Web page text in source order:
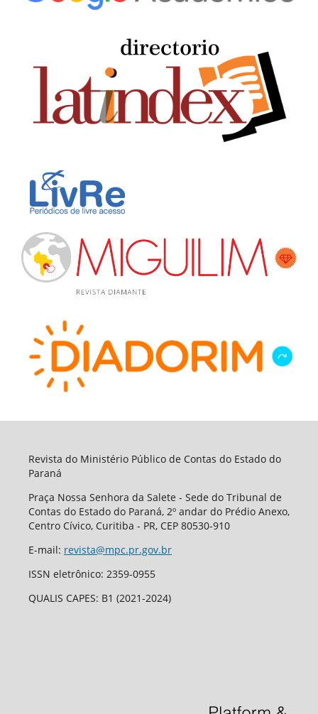
Revista do Ministério Público de Contas do Estado do
Paraná
Praça Nossa Senhora da Salete - Sede do Tribunal de
Contas do Estado do Paraná, 2º andar do Prédio Anexo,
Centro Cívico, Curitiba - PR, CEP 80530-910
E-mail: revista@mpc.pr.gov.br
ISSN eletrônico: 2359-0955
QUALIS CAPES: B1 (2021-2024)